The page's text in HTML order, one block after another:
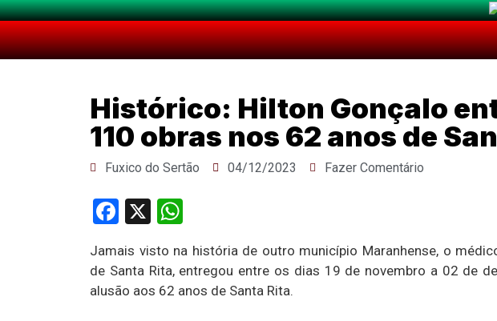
Histórico: Hilton Gonçalo
110 obras nos 62 anos de
Fuxico do Sertão 04/12/2023 Fazer Comentário
Facebook
X
Jamais visto na história de outro município Maranhense, o
de Santa Rita, entregou entre os dias 19 de novembro a 02 de
alusão aos 62 anos de Santa Rita.